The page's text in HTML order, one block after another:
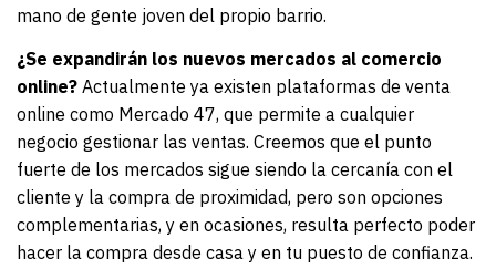
mano de gente joven del propio barrio.
¿Se expandirán los nuevos mercados al comercio
online? Actualmente ya existen plataformas de venta
online como Mercado 47, que permite a cualquier
negocio gestionar las ventas. Creemos que el punto
fuerte de los mercados sigue siendo la cercanía con el
cliente y la compra de proximidad, pero son opciones
complementarias, y en ocasiones, resulta perfecto poder
hacer la compra desde casa y en tu puesto de confianza.